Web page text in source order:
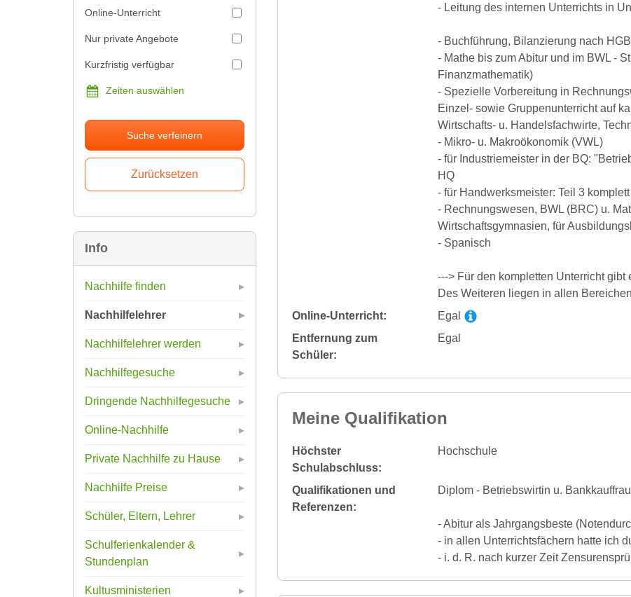
Online-Unterricht
Nur private Angebote
Kurzfristig verfügbar
Zeiten auswählen
Suche verfeinern
Info
Nachhilfe finden
Nachhilfelehrer
Nachhilfelehrer werden
Nachhilfegesuche
Dringende Nachhilfegesuche
Online-Nachhilfe
Private Nachhilfe zu Hause
Nachhilfe Preise
Schüler, Eltern, Lehrer
Schulferienkalender &
Stundenplan
Kultusministerien
- Leitung des internen Unterrichts in
- Buchführung, Bilanzierung nach
- Mathe bis zum Abitur und im BWL -
Finanzmathematik)
- Spezielle Vorbereitung in
Einzel- sowie Gruppenunterricht auf
Wirtschafts- u. Handelsfachwirte,
- Mikro- u. Makroökonomik (VWL)
- für Industriemeister in der BQ:
HQ
- für Handwerksmeister: Teil 3 komplett
- Rechnungswesen, BWL (BRC) u.
Wirtschaftsgymnasien, für
- Spanisch
---> Für den kompletten Unterricht
Des Weiteren liegen in allen
Online-Unterricht:
Egal
Entfernung zum
Schüler:
Egal
Meine Qualifikation
Höchster
Schulabschluss:
Hochschule
Qualifikationen und
Referenzen:
Diplom - Betriebswirtin u. Bankkauffrau
- Abitur als Jahrgangsbeste
- in allen Unterrichtsfächern hatte ich
- i. d. R. nach kurzer Zeit